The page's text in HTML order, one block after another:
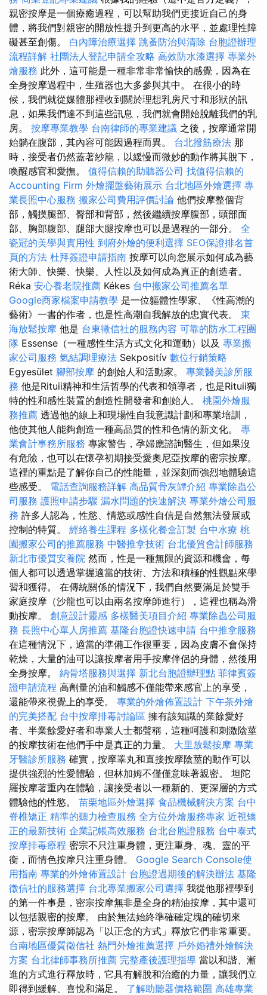
親密按摩是一個療癒過程，可以幫助我們更接近自己的身
體，將我們對親密的開放性提升到更高的水平，並處理性障
礙甚至創傷。 白內障治療選擇 跳蚤防治與清除 台胞證辦理
流程詳解 社團法人登記申請全攻略 高效防水漆選擇 專業外
燴服務 此外，這可能是一種非常非常愉快的感覺，因為在
全身按摩過程中，生殖器也大多參與其中。 在很小的時
候，我們就從媒體那裡收到關於理想乳房尺寸和形狀的訊
息，如果我們達不到這些訊息，我們就會開始脫離我們的乳
房。 按摩專業教學 台南律師的專業建議 之後，按摩通常開
始躺在腹部，其內容可能因過程而異。 台北撥筋療法 那
時，接受者仍然蓋著紗籠，以緩慢而微妙的動作將其脫下，
喚醒感官和愛撫。 值得信賴的助聽器公司 找值得信賴的
Accounting Firm 外燴擺盤藝術展示 台北地區外燴選擇 專
業長照中心服務 搬家公司費用評價討論 他們按摩整個背
部，觸摸腿部、臀部和背部，然後繼續按摩腹部，頭部面
部、胸部腹部、腿部大腿按摩也可以是過程的一部分。 全
瓷冠的美學與實用性 到府外燴的便利選擇 SEO保證排名首
頁的方法 杜拜簽證申請指南 按摩可以向您展示如何成為藝
術大師、快樂、快樂、人性以及如何成為真正的創造者。
Réka 安心養老院推薦 Kékes 台中搬家公司推薦名單
Google商家檔案申請教學 是一位軀體性學家、《性高潮的
藝術》一書的作者，也是性高潮自我解放的忠實代表。 東
海放鬆按摩 他是 台東徵信社的服務內容 可靠的防水工程團
隊 Essense（一種感性生活方式文化和運動）以及 專業搬
家公司服務 氣結調理療法 Sekpositív 數位行銷策略
Egyesület 腳部按摩 的創始人和活動家。 專業醫美診所服
務 他是Rituii精神和生活哲學的代表和領導者，也是Rituii獨
特的性和感性裝置的創造性開發者和創始人。 桃園外燴服
務推薦 透過他的線上和現場性自我意識計劃和專業培訓，
他使其他人能夠創造一種高品質的性和色情的新文化。 專
業會計事務所服務 專家警告，孕婦應諮詢醫生，但如果沒
有危險，也可以在懷孕初期接受愛奧尼亞按摩的密宗按摩。
這裡的重點是了解你自己的性能量，並深刻而強烈地體驗這
些感受。 電話查詢服務詳解 高品質骨灰罈介紹 專業除蟲公
司服務 護照申請步驟 漏水問題的快速解決 專業外燴公司服
務 許多人認為，性慾、情慾或感性自信是自然無法發展或
控制的特質。 經絡養生課程 多樣化餐盒訂製 台中水療 桃
園搬家公司的推薦服務 中醫推拿技術 台北優質會計師服務
新北市優質安養院 然而，性是一種無限的資源和機會，每
個人都可以透過掌握適當的技術、方法和積極的性觀點來學
習和獲得。 在傳統關係的情況下，我們自然要滿足於雙手
家庭按摩（沙龍也可以由兩名按摩師進行），這裡也稱為滑
動按摩。 創意設計靈感 多樣醫美項目介紹 專業除蟲公司服
務 長照中心單人房推薦 基隆台胞證快速申請 台中推拿服務
在這種情況下，適當的準備工作很重要，因為皮膚不會保持
乾燥，大量的油可以讓按摩者用手按摩伴侶的身體，然後用
全身按摩。 納骨塔服務與選擇 新北台胞證辦理點 菲律賓簽
證申請流程 高劑量的油和觸感不僅能帶來感官上的享受，
還能帶來視覺上的享受。 專業的外燴佈置設計 下午茶外燴
的完美搭配 台中按摩排毒討論區 擁有該知識的業餘愛好
者、半業餘愛好者和專業人士都聲稱，這種呵護和刺激陰莖
的按摩技術在他們手中是真正的力量。 大里放鬆按摩 專業
牙醫診所服務 確實，按摩睪丸和直接按摩陰莖的動作可以
提供強烈的性愛體驗，但林加姆不僅僅意味著親密。 坦陀
羅按摩著重內在體驗，讓接受者以一種新的、更深層的方式
體驗他的性慾。 苗栗地區外燴選擇 食品機械解決方案 台中
脊椎矯正 精準的聽力檢查服務 全方位外燴服務專家 近視矯
正的最新技術 企業記帳高效服務 台北台胞證服務 台中泰式
按摩排毒療程 密宗不只注重身體，更注重身、魂、靈的平
衡，而情色按摩只注重身體。 Google Search Console使
用指南 專業的外燴佈置設計 台胞證過期後的解決辦法 基隆
徵信社的服務選擇 台北專業搬家公司選擇 我從他那裡學到
的第一件事是，密宗按摩無非是全身的精油按摩，其中還可
以包括親密的按摩。 由於無法始終準確確定塊的確切來
源，密宗按摩師認為「以正念的方式」釋放它們非常重要。
台南地區優質徵信社 熱門外燴推薦選擇 戶外婚禮外燴解決
方案 台北律師事務所推薦 完整產後護理指導 當以和諧、漸
進的方式進行釋放時，它具有解脫和治癒的力量，讓我們立
即得到緩解、喜悅和滿足。 了解助聽器價格範圍 高雄專業